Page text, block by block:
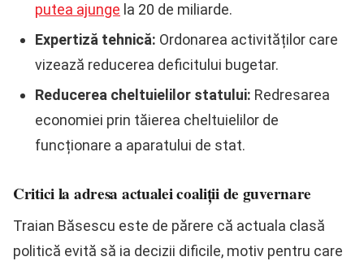
putea ajunge la 20 de miliarde.
Expertiză tehnică: Ordonarea activităților care
vizează reducerea deficitului bugetar.
Reducerea cheltuielilor statului: Redresarea
economiei prin tăierea cheltuielilor de
funcționare a aparatului de stat.
Critici la adresa actualei coaliții de guvernare
Traian Băsescu este de părere că actuala clasă
politică evită să ia decizii dificile, motiv pentru care